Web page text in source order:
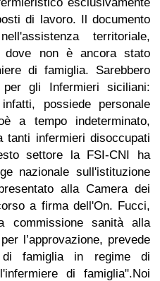
di lavoro. Il documento
territoriale,
dove non è ancora stato
di famiglia. Sarebbero
gli Infermieri siciliani:
possiede personale
a tempo indeterminato,
tanti infermieri disoccupati
settore la FSI-CNI ha
nazionale sull'istituzione
alla Camera dei
a firma dell'On. Fucci,
sanità alla
l’approvazione, prevede
di famiglia in regime di
di famiglia".Noi